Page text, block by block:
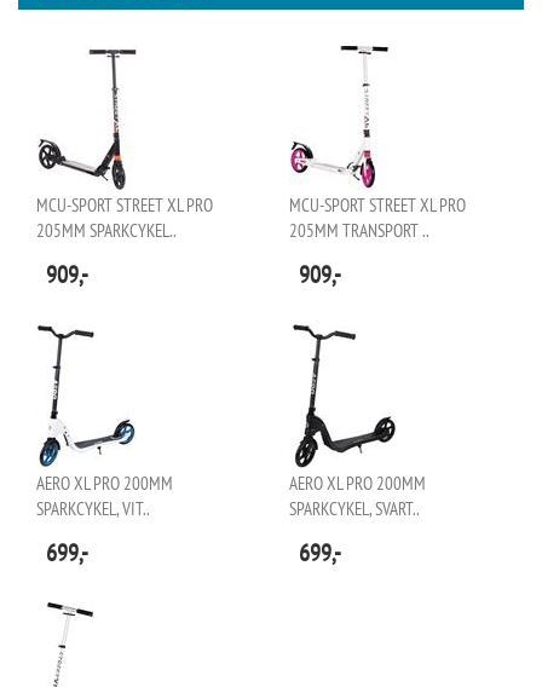
MCU-SPORT STREET XL PRO
205MM SPARKCYKEL..
909,-
MCU-SPORT STREET XL PRO
205MM TRANSPORT ..
909,-
AERO XL PRO 200MM
SPARKCYKEL, VIT..
699,-
AERO XL PRO 200MM
SPARKCYKEL, SVART..
699,-